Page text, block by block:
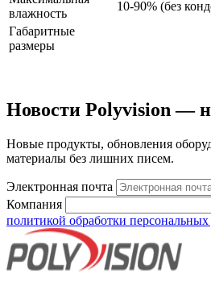
влажность
10-90% (без
Габаритные
размеры
Новости Polyvision —
Новые продукты, обновления
материалы без лишних писем.
Электронная почта
Компания
политикой обработки